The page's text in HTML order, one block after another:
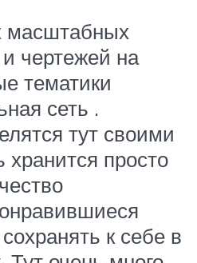
масштабных
чертежей на
тематики
сеть .
тут своими
просто
к себе в